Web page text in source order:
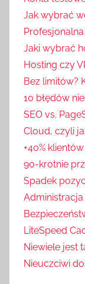
Jak wybrać
Jaki wybrać
Hosting czy
Bez limitów?
10 błędów
SEO vs.
Cloud, czyli
+40%
90-krotnie
Spadek
LiteSpeed
Niewiele jest
Nieuczciwi